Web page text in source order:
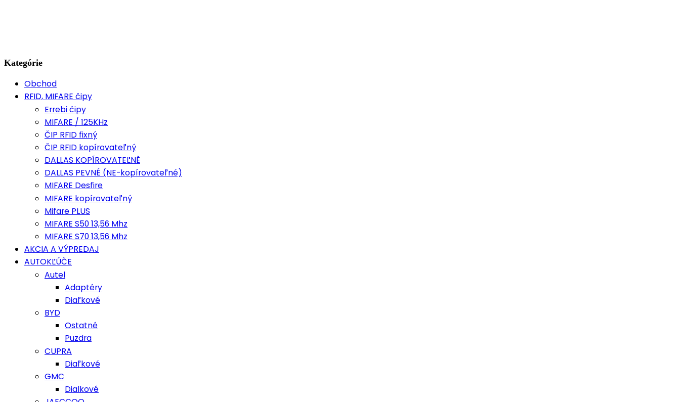
Kategórie
Obchod
RFID, MIFARE čipy
Errebi čipy
MIFARE / 125KHz
ČIP RFID fixný
ČIP RFID kopírovateľný
DALLAS KOPÍROVATEĽNĚ
DALLAS PEVNÉ (NE-kopírovateľné)
MIFARE Desfire
MIFARE kopírovateľný
Mifare PLUS
MIFARE S50 13,56 Mhz
MIFARE S70 13,56 Mhz
AKCIA A VÝPREDAJ
AUTOKĽÚČE
Autel
Adaptéry
Diaľkové
BYD
Ostatné
Puzdra
CUPRA
Diaľkové
GMC
Dialkové